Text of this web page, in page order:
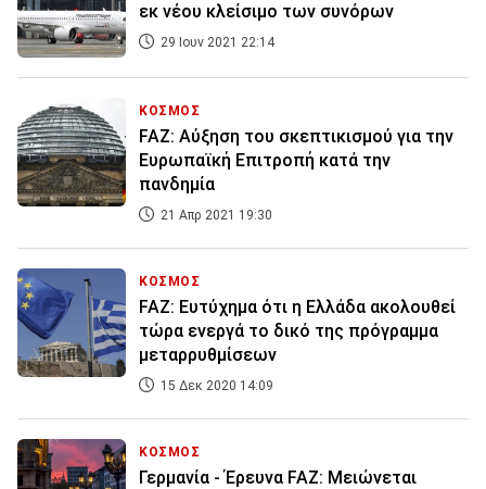
εκ νέου κλείσιμο των συνόρων
29 Ιουν 2021 22:14
ΚΟΣΜΟΣ
FAZ: Aύξηση του σκεπτικισμού για την
Ευρωπαϊκή Επιτροπή κατά την
πανδημία
21 Απρ 2021 19:30
ΚΟΣΜΟΣ
FAZ: Ευτύχημα ότι η Ελλάδα ακολουθεί
τώρα ενεργά το δικό της πρόγραμμα
μεταρρυθμίσεων
15 Δεκ 2020 14:09
ΚΟΣΜΟΣ
Γερμανία - Έρευνα FAZ: Μειώνεται